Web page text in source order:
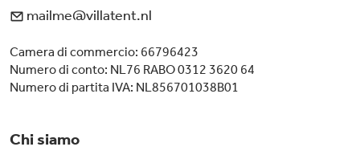
mailme@villatent.nl
Camera di commercio: 66796423
Numero di conto: NL76 RABO 0312 3620 64
Numero di partita IVA: NL856701038B01
Chi siamo